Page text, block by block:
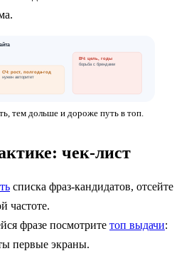
СЧ: рост, полгода-год
нужен авторитет
ВЧ: цель, годы
борьба с брендами
тем дольше и дороже путь в топ.
чек-лист
списка фраз-кандидатов, отсейте
частоте.
фразе посмотрите топ выдачи:
первые экраны.